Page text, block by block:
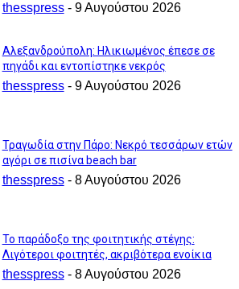
thesspress - 9 Αυγούστου 2026
Αλεξανδρούπολη: Ηλικιωμένος έπεσε σε
πηγάδι και εντοπίστηκε νεκρός
thesspress - 9 Αυγούστου 2026
Τραγωδία στην Πάρο: Νεκρό τεσσάρων ετών
αγόρι σε πισίνα beach bar
thesspress - 8 Αυγούστου 2026
Το παράδοξο της φοιτητικής στέγης:
Λιγότεροι φοιτητές, ακριβότερα ενοίκια
thesspress - 8 Αυγούστου 2026